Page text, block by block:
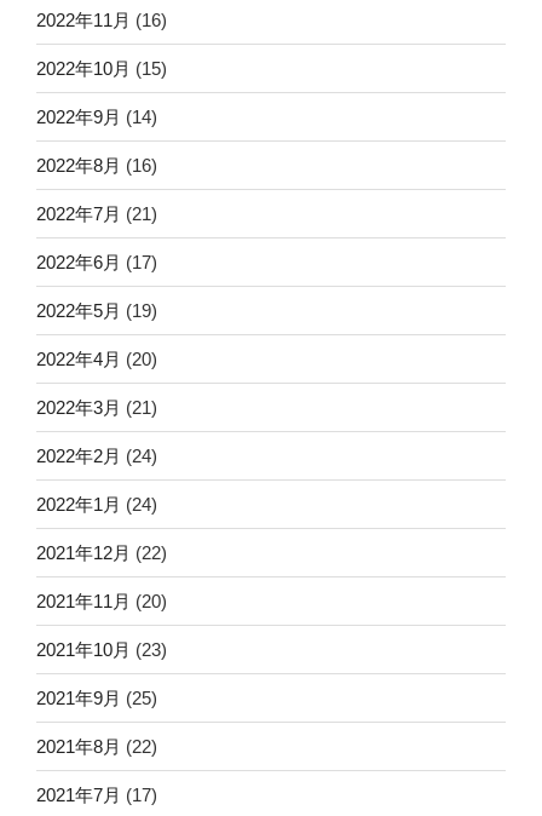
2022年11月 (16)
2022年10月 (15)
2022年9月 (14)
2022年8月 (16)
2022年7月 (21)
2022年6月 (17)
2022年5月 (19)
2022年4月 (20)
2022年3月 (21)
2022年2月 (24)
2022年1月 (24)
2021年12月 (22)
2021年11月 (20)
2021年10月 (23)
2021年9月 (25)
2021年8月 (22)
2021年7月 (17)